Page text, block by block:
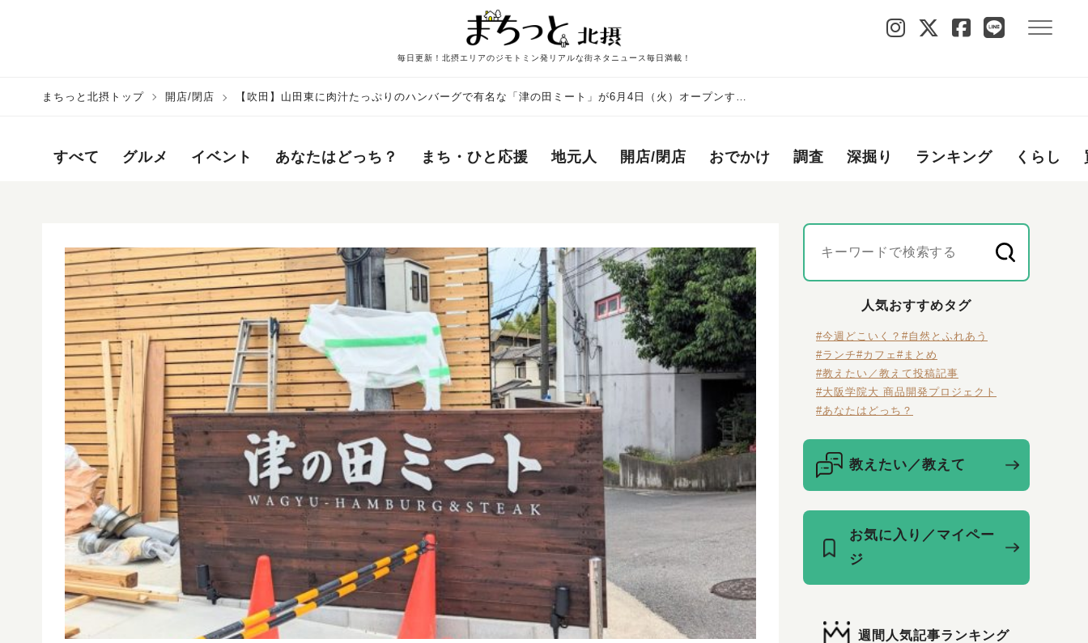
毎日更新！北摂エリアのジモトミン発リアルな街ネタニュース毎日満載！
まちっと北摂トップ 開店/閉店
【吹田】山田東に肉汁たっぷりのハンバーグで有名な「津の田ミート」が6月4日（火）オープンする
すべて グルメ イベント あなたはどっち？ まち・ひと応援 地元人 開店/閉店 おでかけ 調査 深掘り ランキング くらし
人気おすすめタグ
#今週どこいく？ #自然とふれあう
#ランチ#カフェ #まとめ
#教えたい／教えて投稿記事
#大阪学院大 商品開発プロジェクト
#あなたはどっち？
教えたい／教えて
お気に入り／マイペー
ジ
週間人気記事ランキング